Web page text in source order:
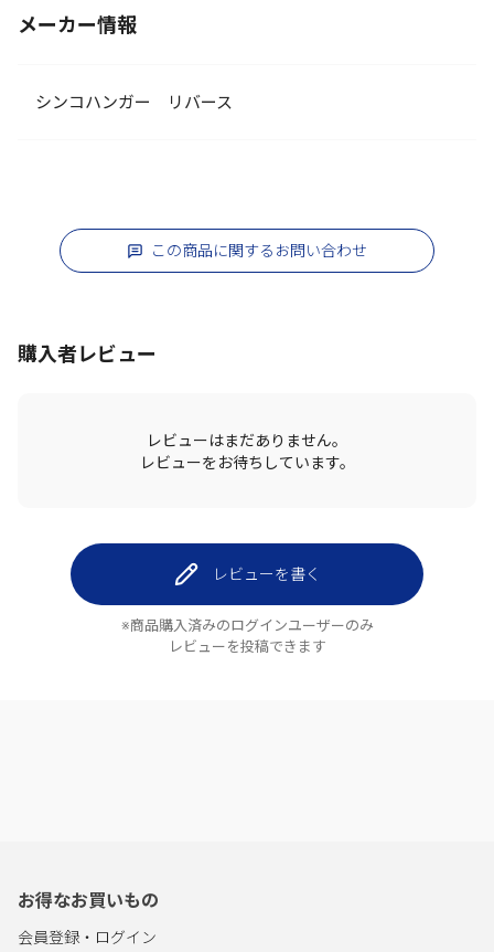
メーカー情報
シンコハンガー リバース
この商品に関するお問い合わせ
購入者レビュー
レビューはまだありません。
レビューをお待ちしています。
レビューを書く
※商品購入済みのログインユーザーのみ
レビューを投稿できます
お得なお買いもの
会員登録・ログイン